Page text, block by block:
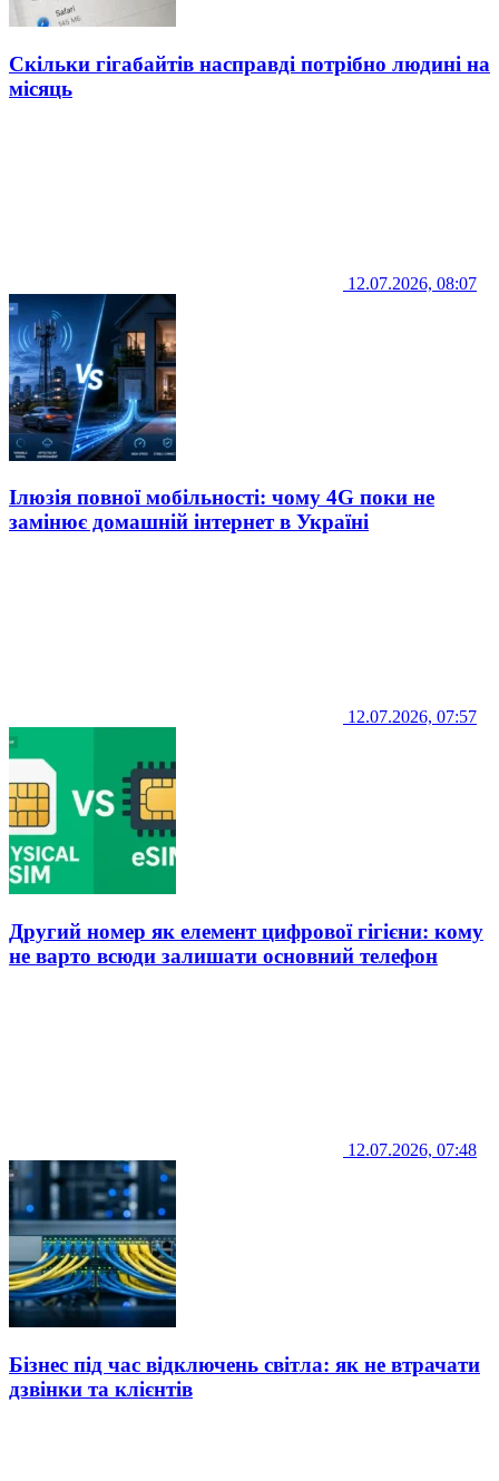
Скільки гігабайтів насправді потрібно людині на
місяць
12.07.2026, 08:07
Ілюзія повної мобільності: чому 4G поки не
замінює домашній інтернет в Україні
12.07.2026, 07:57
Другий номер як елемент цифрової гігієни: кому
не варто всюди залишати основний телефон
12.07.2026, 07:48
Бізнес під час відключень світла: як не втрачати
дзвінки та клієнтів